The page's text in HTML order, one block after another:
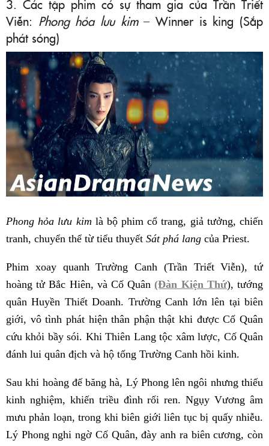
3. Các tập phim có sự tham gia của Trần Triết
Viễn: Phong hỏa lưu kim– Winner is king (Sắp
phát sóng)
Phong hỏa lưu kim là bộ phim cổ trang, giả tưởng, chiến
tranh, chuyển thể từ tiểu thuyết Sát phá lang của Priest.
Phim xoay quanh Trường Canh (Trần Triết Viễn), tứ
hoàng tử Bắc Hiên, và Cố Quân (Đàn Kiện Thứ), tướng
quân Huyền Thiết Doanh. Trường Canh lớn lên tại biên
giới, vô tình phát hiện thân phận thật khi được Cố Quân
cứu khỏi bầy sói. Khi Thiên Lang tộc xâm lược, Cố Quân
đánh lui quân địch và hộ tống Trường Canh hồi kinh.
Sau khi hoàng đế băng hà, Lý Phong lên ngôi nhưng thiếu
kinh nghiệm, khiến triều đình rối ren. Ngụy Vương âm
mưu phản loạn, trong khi biên giới liên tục bị quấy nhiễu.
Lý Phong nghi ngờ Cố Quân, đày anh ra biên cương, còn